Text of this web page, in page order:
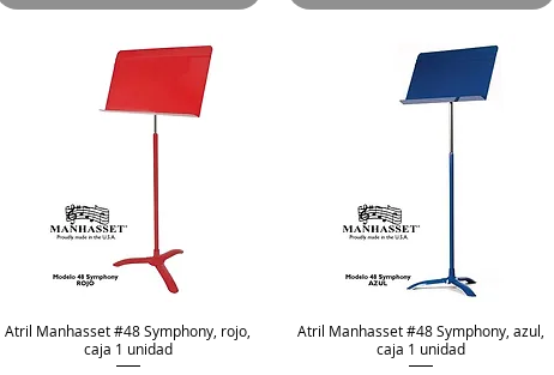
Vista rápida
Atril Manhasset #48 Symphony, rojo,
caja 1 unidad
Vista rápida
Atril Manhasset #48 Symphony, azul,
caja 1 unidad